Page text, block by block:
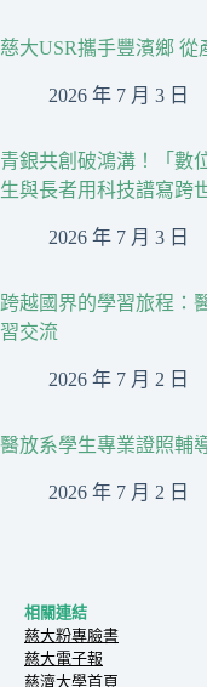
慈大USR攜手豐濱鄉
2026 年 7 月 3 日
青銀共創破鴻溝！「數
生與長者用科技譜寫跨
2026 年 7 月 3 日
跨越國界的學習旅程：
習交流
2026 年 7 月 2 日
醫放系學生專業證照輔
2026 年 7 月 2 日
相關連結
慈大粉專臉書
慈大電子報
慈濟大學首頁